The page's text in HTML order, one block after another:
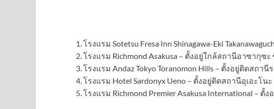
โรงแรม Sotetsu Fresa Inn Shinagawa-Eki
โรงแรม Richmond Asakusa – ตั้งอยู่ใกล้สถานีอาซากุซ
โรงแรม Andaz Tokyo Toranomon Hills – ตั้งอยู่ติดสถ
โรงแรม Hotel Sardonyx Ueno – ตั้งอยู่ติดสถานีอุเอะโ
โรงแรม Richmond Premier Asakusa International